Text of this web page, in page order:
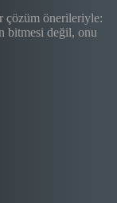
çözüm önerileriyle:
bitmesi değil, onu